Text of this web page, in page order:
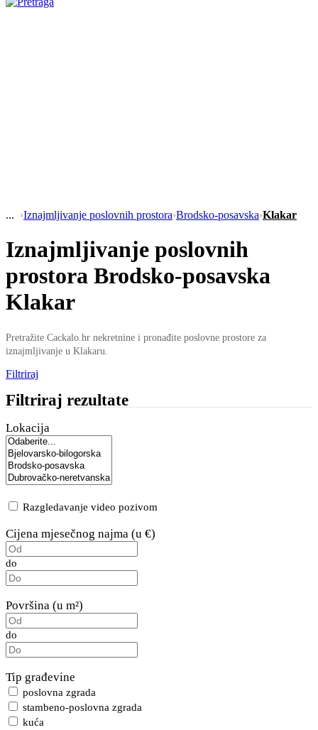
›Iznajmljivanje poslovnih prostora›Brodsko-posavska›Klakar
Iznajmljivanje poslovnih
prostora Brodsko-posavska
Klakar
Pretražite Cackalo.hr nekretnine i pronađite poslovne prostore za
iznajmljivanje u Klakaru.
Filtriraj
Filtriraj rezultate
Lokacija
Razgledavanje video pozivom
Cijena mjesečnog najma (u €)
do
Površina (u m²)
do
Tip građevine
poslovna zgrada
stambeno-poslovna zgrada
kuća